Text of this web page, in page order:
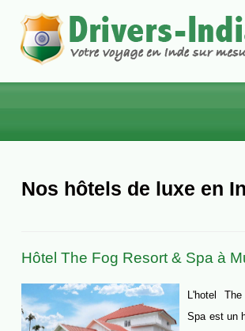
CIRCUITS
TOURS THÉMATIQUES
VOYAGES DE NOCES
VOYAGE SUR MESURE
Nos hôtels de luxe en
Hôtel The Fog Resort & Spa à
L'hotel
Spa est un